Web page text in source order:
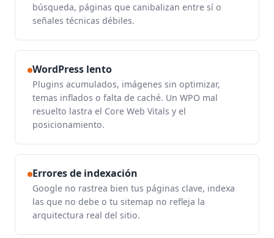
búsqueda, páginas que canibalizan entre sí o
señales técnicas débiles.
WordPress lento
Plugins acumulados, imágenes sin optimizar,
temas inflados o falta de caché. Un WPO mal
resuelto lastra el Core Web Vitals y el
posicionamiento.
Errores de indexación
Google no rastrea bien tus páginas clave, indexa
las que no debe o tu sitemap no refleja la
arquitectura real del sitio.